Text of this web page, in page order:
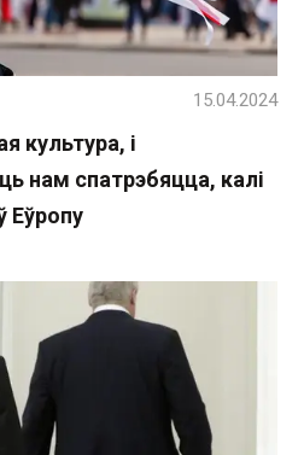
культура, і
нам спатрэбяцца, калі
Еўропу
15.04.2024